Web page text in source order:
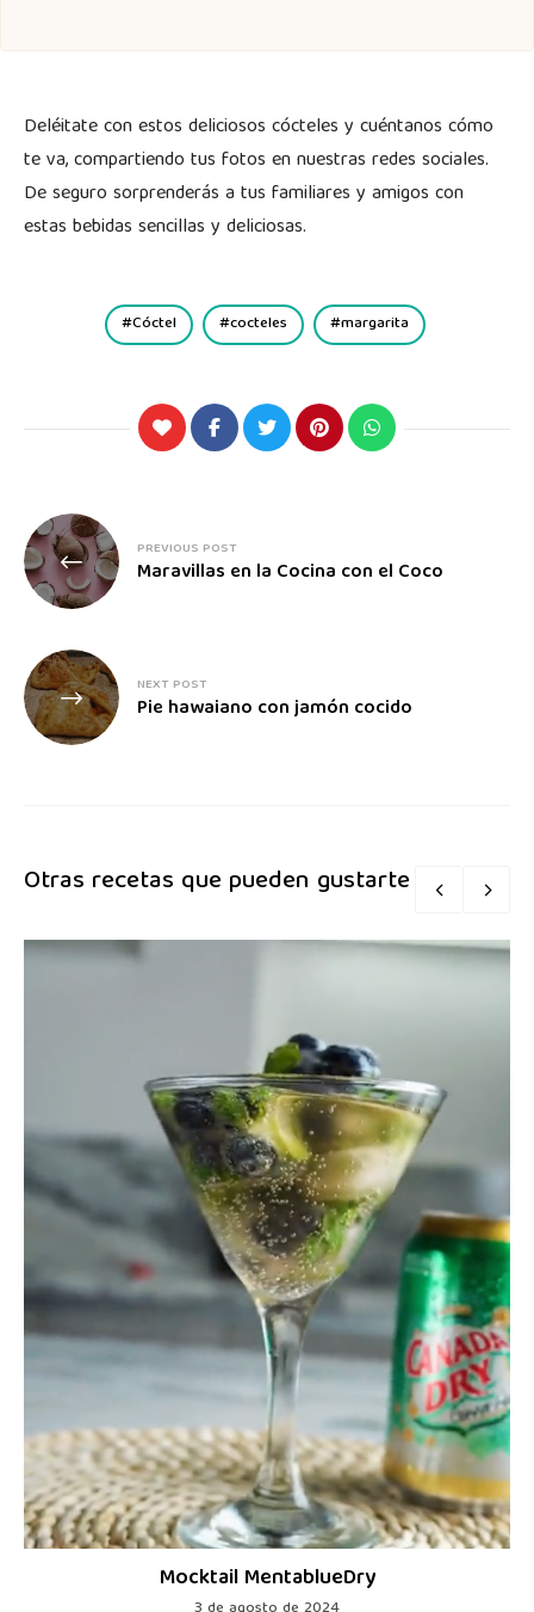
Deléitate con estos deliciosos cócteles y cuéntanos cómo
te va, compartiendo tus fotos en nuestras redes sociales.
De seguro sorprenderás a tus familiares y amigos con
estas bebidas sencillas y deliciosas.
Cóctel cocteles margarita
PREVIOUS POST
Maravillas en la Cocina con el Coco
NEXT POST
Pie hawaiano con jamón cocido
Otras recetas que pueden gustarte
Mocktail MentablueDry